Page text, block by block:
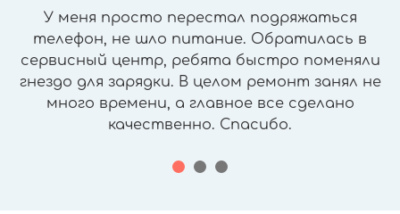
У меня просто перестал подряжаться
телефон, не шло питание. Обратилась в
сервисный центр, ребята быстро поменяли
гнездо для зарядки. В целом ремонт занял не
много времени, а главное все сделано
качественно. Спасибо.